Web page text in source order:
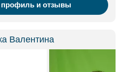
и отзывы
Валентина